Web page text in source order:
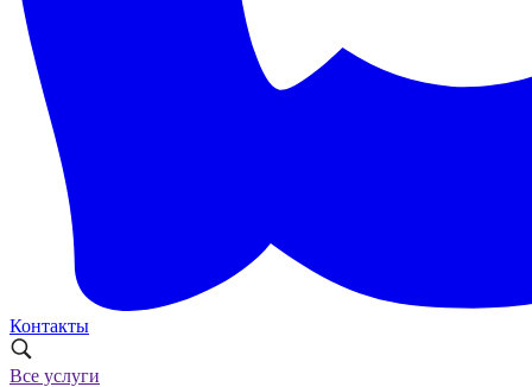
Контакты
Все услуги